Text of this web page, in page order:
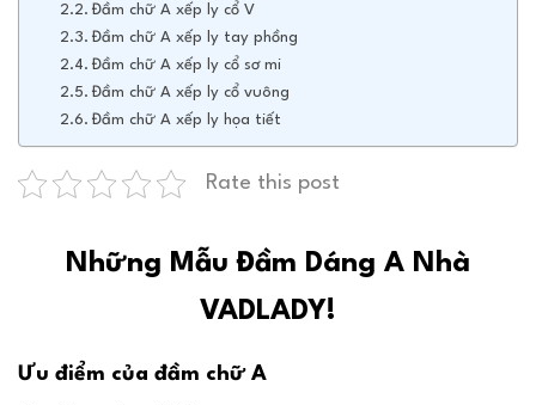
Đầm chữ A xếp ly cổ V
Đầm chữ A xếp ly tay phồng
Đầm chữ A xếp ly cổ sơ mi
Đầm chữ A xếp ly cổ vuông
Đầm chữ A xếp ly họa tiết
Rate this post
Những Mẫu Đầm Dáng A Nhà
VADLADY!
Ưu điểm của đầm chữ A